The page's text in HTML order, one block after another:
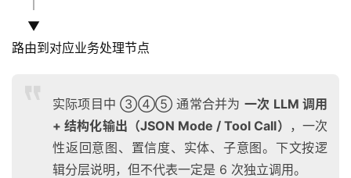
▼
路由到对应业务处理节点
实际项目中 ③④⑤ 通常合并为 一次 LLM 调用
+ 结构化输出（JSON Mode / Tool Call） ，一次
性返回意图、置信度、实体、子意图。下文按逻
辑分层说明，但不代表一定是 6 次独立调用。